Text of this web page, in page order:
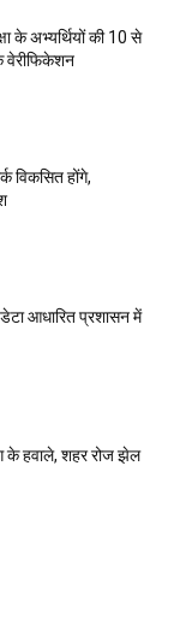
के अभ्यर्थियों की 10 से
वेरीफिकेशन
विकसित होंगे,
आधारित प्रशासन में
के हवाले, शहर रोज झेल